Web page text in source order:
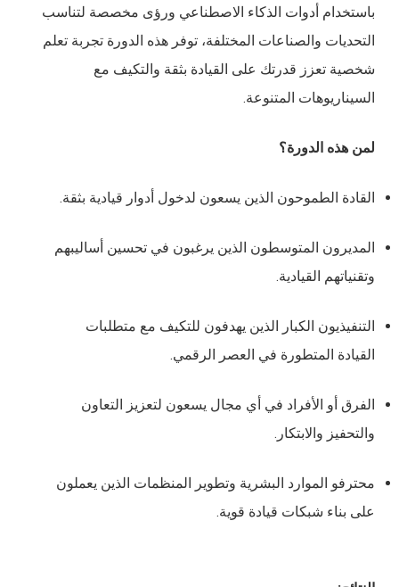
باستخدام أدوات الذكاء الاصطناعي ورؤى مخصصة لتناسب
التحديات والصناعات المختلفة، توفر هذه الدورة تجربة تعلم
شخصية تعزز قدرتك على القيادة بثقة والتكيف مع
السيناريوهات المتنوعة.
لمن هذه الدورة؟
القادة الطموحون الذين يسعون لدخول أدوار قيادية بثقة.
المديرون المتوسطون الذين يرغبون في تحسين أساليبهم
وتقنياتهم القيادية.
التنفيذيون الكبار الذين يهدفون للتكيف مع متطلبات
القيادة المتطورة في العصر الرقمي.
الفرق أو الأفراد في أي مجال يسعون لتعزيز التعاون
والتحفيز والابتكار.
محترفو الموارد البشرية وتطوير المنظمات الذين يعملون
على بناء شبكات قيادة قوية.